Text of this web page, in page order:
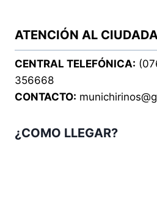
ATENCIÓN AL
CENTRAL TELEFÓNICA:
356668
CONTACTO:
¿COMO LLEGAR?